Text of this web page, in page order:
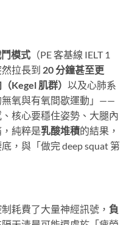
模式 （PE 客基線 IELT 1
拉長到 20 分鐘甚至更
Kegel 肌群） 以及心肺系
氧與有氧間歇運動」——
核心要穩住姿勢、大腿內
純粹是乳酸堆積的結果，
，與「做完 deep squat 第
耗費了大量神經訊號， 負